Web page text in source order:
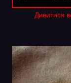
Дивитися